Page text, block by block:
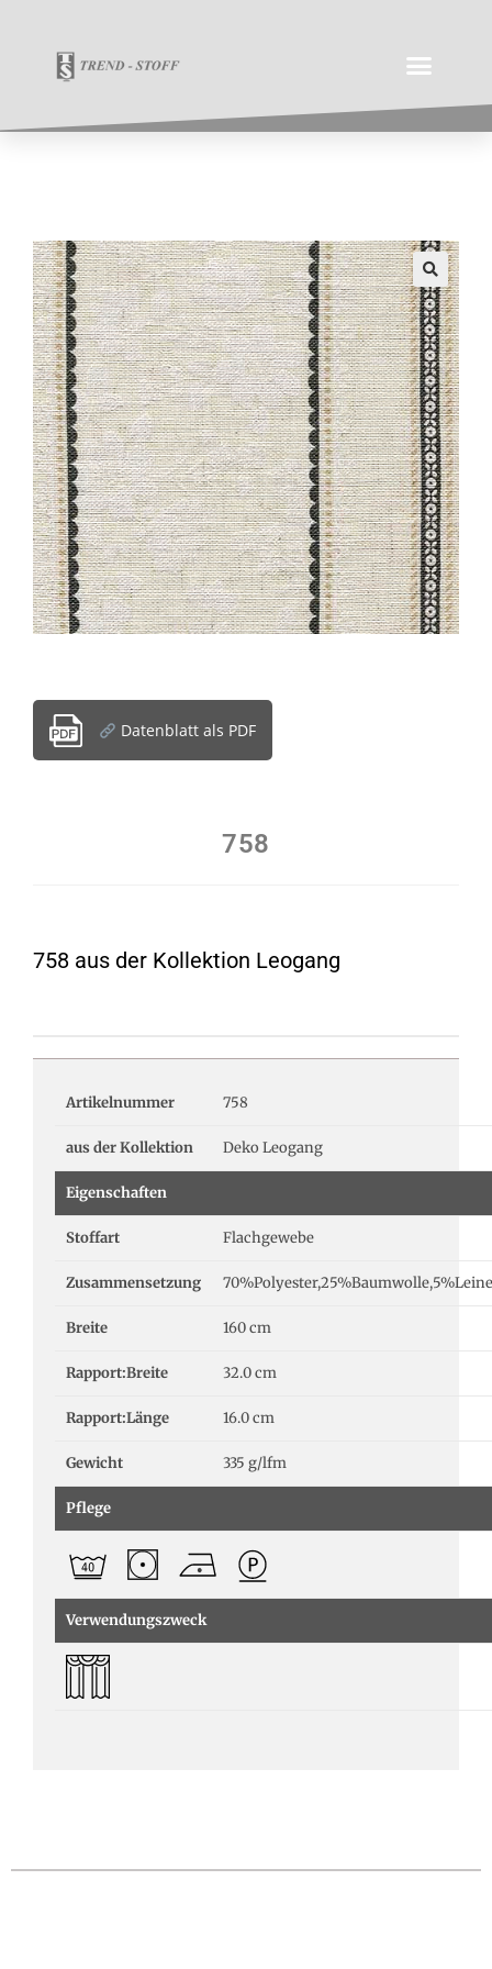
Datenblatt als PDF
758
758 aus der Kollektion Leogang
Artikelnummer 758
aus der Kollektion Deko Leogang
Eigenschaften
Stoffart Flachgewebe
Zusammensetzung
Breite 160 cm
Rapport:Breite 32.0 cm
Rapport:Länge 16.0 cm
Gewicht 335 g/lfm
Pflege
Verwendungszweck